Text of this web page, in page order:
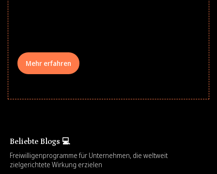
Mehr erfahren
Beliebte Blogs 💻
Freiwilligenprogramme für Unternehmen, die weltweit
zielgerichtete Wirkung erzielen